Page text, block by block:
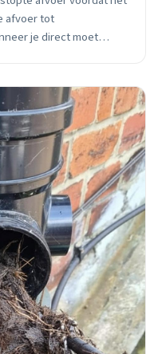
afvoer tot
je direct moet